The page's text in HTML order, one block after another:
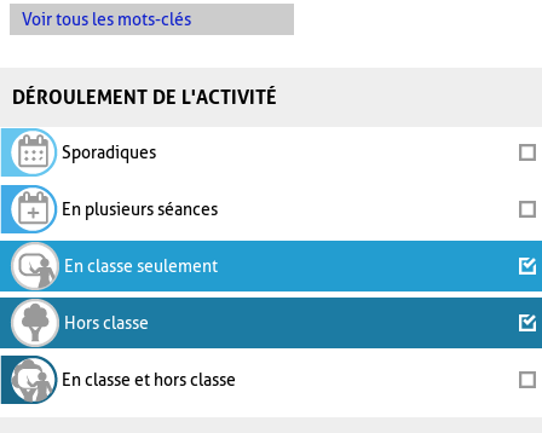
Voir tous les mots-clés
DÉROULEMENT DE L'ACTIVITÉ
Sporadiques
En plusieurs séances
En classe seulement
Hors classe
En classe et hors classe